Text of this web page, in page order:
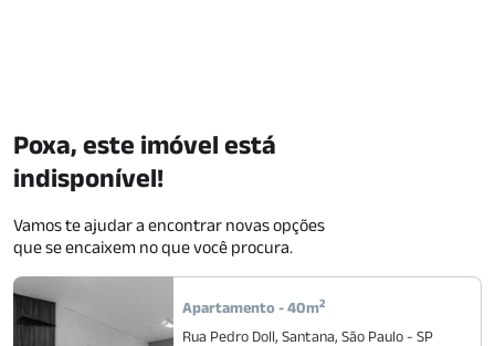
Apartamento -40m2
Rua Pedro Doll, Santana, São Paulo - SP
Poxa, este imóvel está
indisponível!
Vamos te ajudar a encontrar novas opções
que se encaixem no que você procura.